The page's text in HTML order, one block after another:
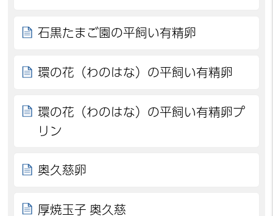
石黒たまご園の平飼い有精卵
環の花（わのはな）の平飼い有精卵
環の花（わのはな）の平飼い有精卵プ
リン
奥久慈卵
厚焼玉子 奥久慈